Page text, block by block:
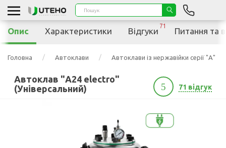
Головна Автоклави Автоклави із нержавійки серії "А"
Автоклав "А24 electro"
(Універсальний)
5 71 відгук
Опис Характеристики Відгуки
71
Питання та